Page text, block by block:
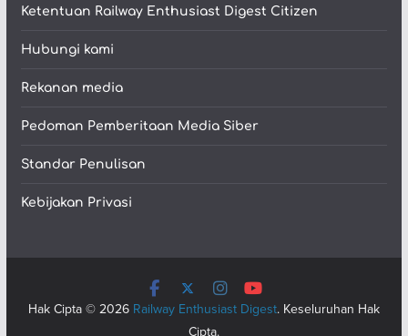
Ketentuan Railway Enthusiast Digest Citizen
Hubungi kami
Rekanan media
Pedoman Pemberitaan Media Siber
Standar Penulisan
Kebijakan Privasi
Hak Cipta © 2026 Railway Enthusiast Digest. Keseluruhan Hak
Cipta.